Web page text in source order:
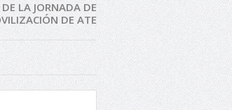
LA JORNADA DE
DE ATE